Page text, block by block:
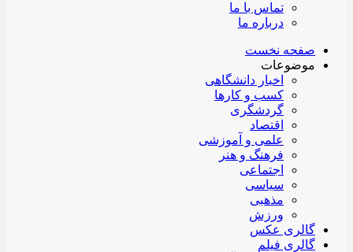
تماس با ما
درباره ما
صفحه نخست
موضوعات
اخبار دانشگاهی
کسب و کارها
گردشگری
اقتصاد
علمی و آموزشی
فرهنگ و هنر
اجتماعی
سیاسی
مذهبی
ورزش
گالری عکس
گالری فیلم